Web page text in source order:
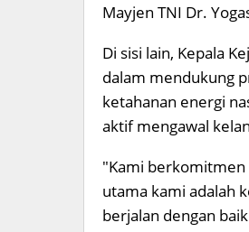
Mayjen TNI Dr.
Di sisi lain, Kepala
dalam mendukung
ketahanan energi
aktif mengawal
"Kami berkomitmen
utama kami adalah
berjalan dengan